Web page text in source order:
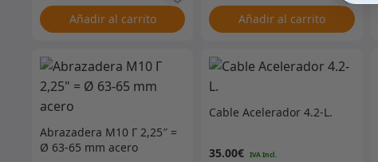
Añadir al carrito Añadir al carrito
Abrazadera M10 Г 2,25″ =
Ø 63-65 mm acero
Cable Acelerador 4.2-L.
35.00€